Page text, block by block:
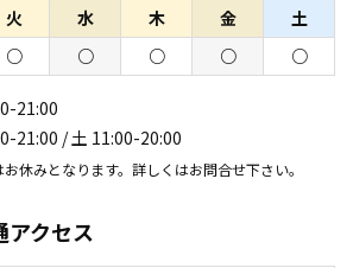
火 水 木 金
土
○ ○ ○ ○ ○
21:00
21:00 / 土 11:00-20:00
休みとなります。詳しくはお問合せ下さい。
アクセス